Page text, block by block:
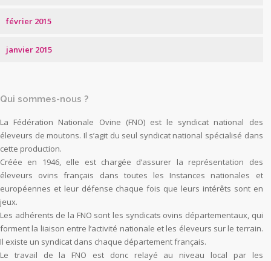
février 2015
janvier 2015
Qui sommes-nous ?
La Fédération Nationale Ovine (FNO) est le syndicat national des
éleveurs de moutons. Il s’agit du seul syndicat national spécialisé dans
cette production.
Créée en 1946, elle est chargée d’assurer la représentation des
éleveurs ovins français dans toutes les Instances nationales et
européennes et leur défense chaque fois que leurs intérêts sont en
jeux.
Les adhérents de la FNO sont les syndicats ovins départementaux, qui
forment la liaison entre l’activité nationale et les éleveurs sur le terrain.
Il existe un syndicat dans chaque département français.
Le travail de la FNO est donc relayé au niveau local par les